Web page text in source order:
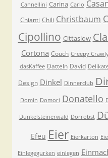
Cannellini Carina Carlo
Chianti Chili Christbaum
Cipollino Cittaslow
Cortona Couch Creepy
dasKaffee Datteln David
Design Dinkel Dinnerclub
Domin Domori Donatello
Dunkelsteinerwald Dörrobst
Efeu Eier Eierkarton
Einlegegurken einlegen